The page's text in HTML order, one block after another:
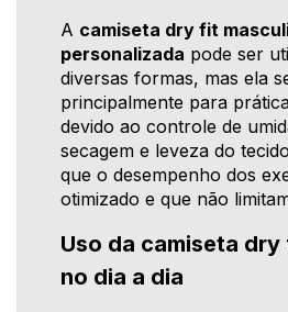
A camiseta dry fit
personalizada pode ser
diversas formas, mas ela
principalmente para
devido ao controle de
secagem e leveza do
que o desempenho dos
otimizado e que não
Uso da camiseta
no dia a dia